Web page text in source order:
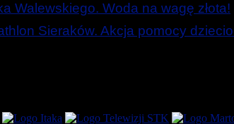
Walewskiego. Woda na wagę złota!
Sieraków. Akcja pomocy